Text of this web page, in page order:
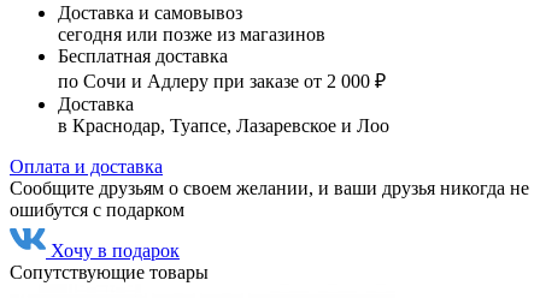
Доставка и самовывоз
сегодня или позже из магазинов
Бесплатная доставка
по Сочи и Адлеру при заказе от 2 000 ₽
Доставка
в Краснодар, Туапсе, Лазаревское и Лоо
Оплата и доставка
Сообщите друзьям о своем желании, и ваши друзья никогда не
ошибутся с подарком
Хочу в подарок
Сопутствующие товары